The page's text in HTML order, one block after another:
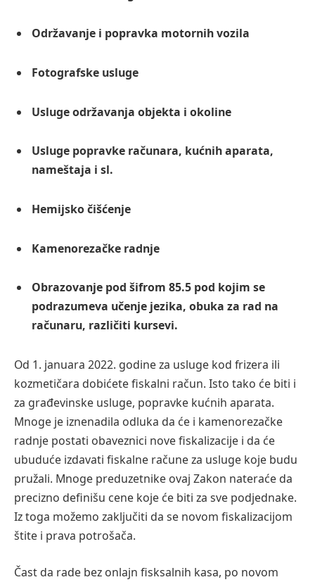
Održavanje i popravka motornih vozila
Fotografske usluge
Usluge održavanja objekta i okoline
Usluge popravke računara, kućnih aparata,
nameštaja i sl.
Hemijsko čišćenje
Kamenorezačke radnje
Obrazovanje pod šifrom 85.5 pod kojim se
podrazumeva učenje jezika, obuka za rad na
računaru, različiti kursevi.
Od 1. januara 2022. godine za usluge kod frizera ili
kozmetičara dobićete fiskalni račun. Isto tako će biti i
za građevinske usluge, popravke kućnih aparata.
Mnoge je iznenadila odluka da će i kamenorezačke
radnje postati obaveznici nove fiskalizacije i da će
ubuduće izdavati fiskalne račune za usluge koje budu
pružali. Mnoge preduzetnike ovaj Zakon nateraće da
precizno definišu cene koje će biti za sve podjednake.
Iz toga možemo zaključiti da se novom fiskalizacijom
štite i prava potrošača.
Čast da rade bez onlajn fisksalnih kasa, po novom